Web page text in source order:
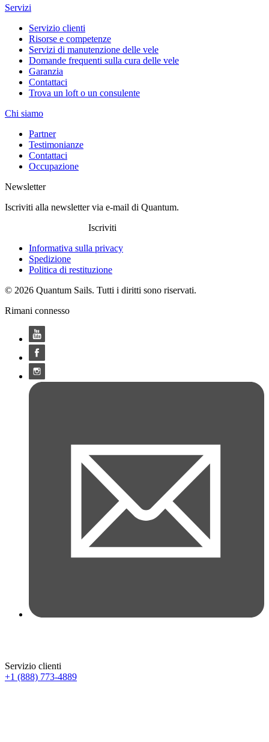
Servizi
Servizio clienti
Risorse e competenze
Servizi di manutenzione delle vele
Domande frequenti sulla cura delle vele
Garanzia
Contattaci
Trova un loft o un consulente
Chi siamo
Partner
Testimonianze
Contattaci
Occupazione
Newsletter
Iscriviti alla newsletter via e-mail di Quantum.
Iscriviti
Informativa sulla privacy
Spedizione
Politica di restituzione
© 2026 Quantum Sails. Tutti i diritti sono riservati.
Rimani connesso
Servizio clienti
+1 (888) 773-4889